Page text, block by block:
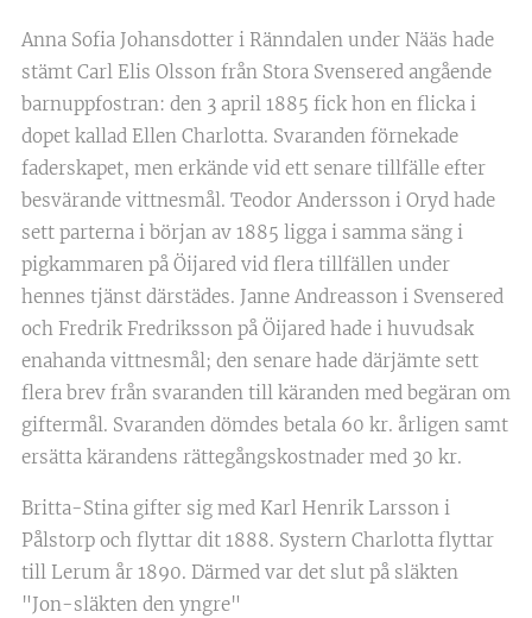
Anna Sofia Johansdotter i Ränndalen under Nääs hade
stämt Carl Elis Olsson från Stora Svensered angående
barnuppfostran: den 3 april 1885 fick hon en flicka i
dopet kallad Ellen Charlotta. Svaranden förnekade
faderskapet, men erkände vid ett senare tillfälle efter
besvärande vittnesmål. Teodor Andersson i Oryd hade
sett parterna i början av 1885 ligga i samma säng i
pigkammaren på Öijared vid flera tillfällen under
hennes tjänst därstädes. Janne Andreasson i Svensered
och Fredrik Fredriksson på Öijared hade i huvudsak
enahanda vittnesmål; den senare hade därjämte sett
flera brev från svaranden till käranden med begäran om
giftermål. Svaranden dömdes betala 60 kr. årligen samt
ersätta kärandens rättegångskostnader med 30 kr.
Britta-Stina gifter sig med Karl Henrik Larsson i
Pålstorp och flyttar dit 1888. Systern Charlotta flyttar
till Lerum år 1890. Därmed var det slut på släkten
"Jon-släkten den yngre"